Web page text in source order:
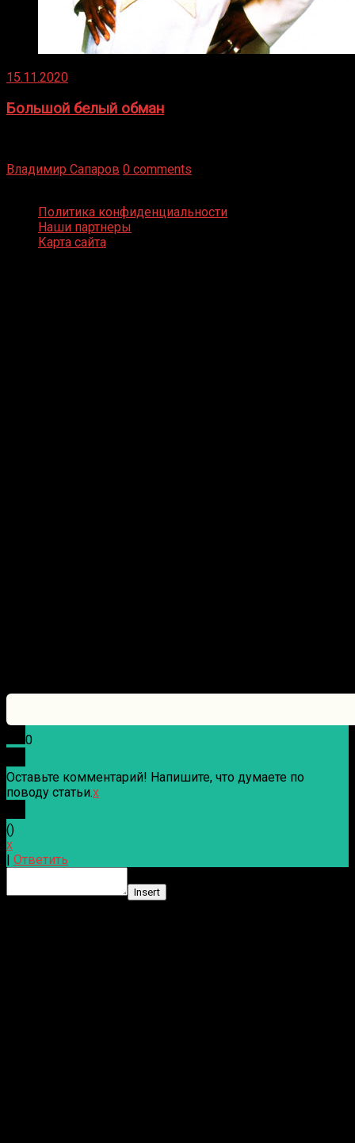
15.11.2020
Большой белый обман
Владимир Сапаров 0 comments
Политика конфиденциальности
Наши партнеры
Карта сайта
0
Оставьте комментарий! Напишите, что думаете по
поводу статьи.x
()
x
Ответить
Insert